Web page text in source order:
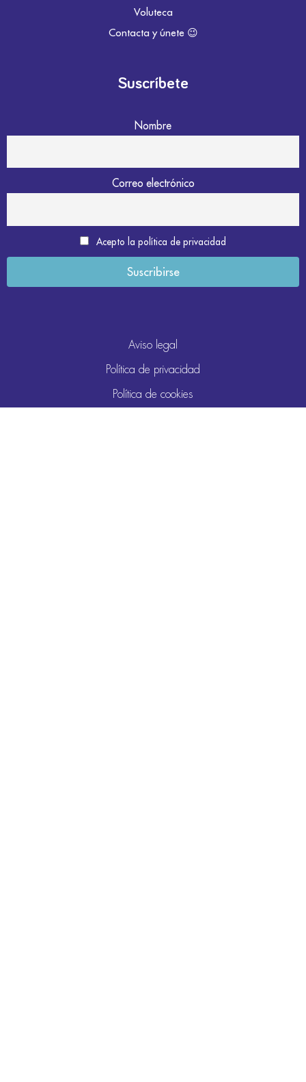
Voluteca
Contacta y únete 😉
Suscríbete
Nombre
Correo electrónico
Acepto la política de privacidad
Aviso legal
Política de privacidad
Política de cookies